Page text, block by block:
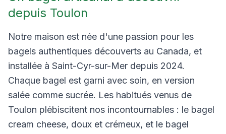
depuis Toulon
Notre maison est née d'une passion pour les
bagels authentiques découverts au Canada, et
installée à Saint-Cyr-sur-Mer depuis 2024.
Chaque bagel est garni avec soin, en version
salée comme sucrée. Les habitués venus de
Toulon plébiscitent nos incontournables : le bagel
cream cheese, doux et crémeux, et le bagel